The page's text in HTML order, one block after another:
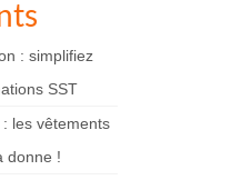
: simplifiez
SST
les vêtements
donne !